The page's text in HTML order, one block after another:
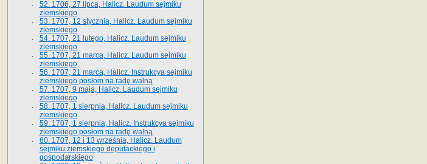
52. 1706, 27 lipca, Halicz. Laudum sejmiku
ziemskiego
53. 1707, 12 stycznia, Halicz. Laudum sejmiku
ziemskiego
54. 1707, 21 lutego, Halicz. Laudum sejmiku
ziemskiego
55. 1707, 21 marca, Halicz. Laudum sejmiku
ziemskiego
56. 1707, 21 marca, Halicz. Instrukcya sejmiku
ziemskiego posłom na radę walną
57. 1707, 9 maja, Halicz. Laudum sejmiku
ziemskiego
58. 1707, 1 sierpnia, Halicz. Laudum sejmiku
ziemskiego
59. 1707, 1 sierpnia, Halicz. Instrukcya sejmiku
ziemskiego posłom na radę walną
60. 1707, 12 i 13 września, Halicz. Laudum
sejmiku ziemskiego deputackiego i
gospodarskiego